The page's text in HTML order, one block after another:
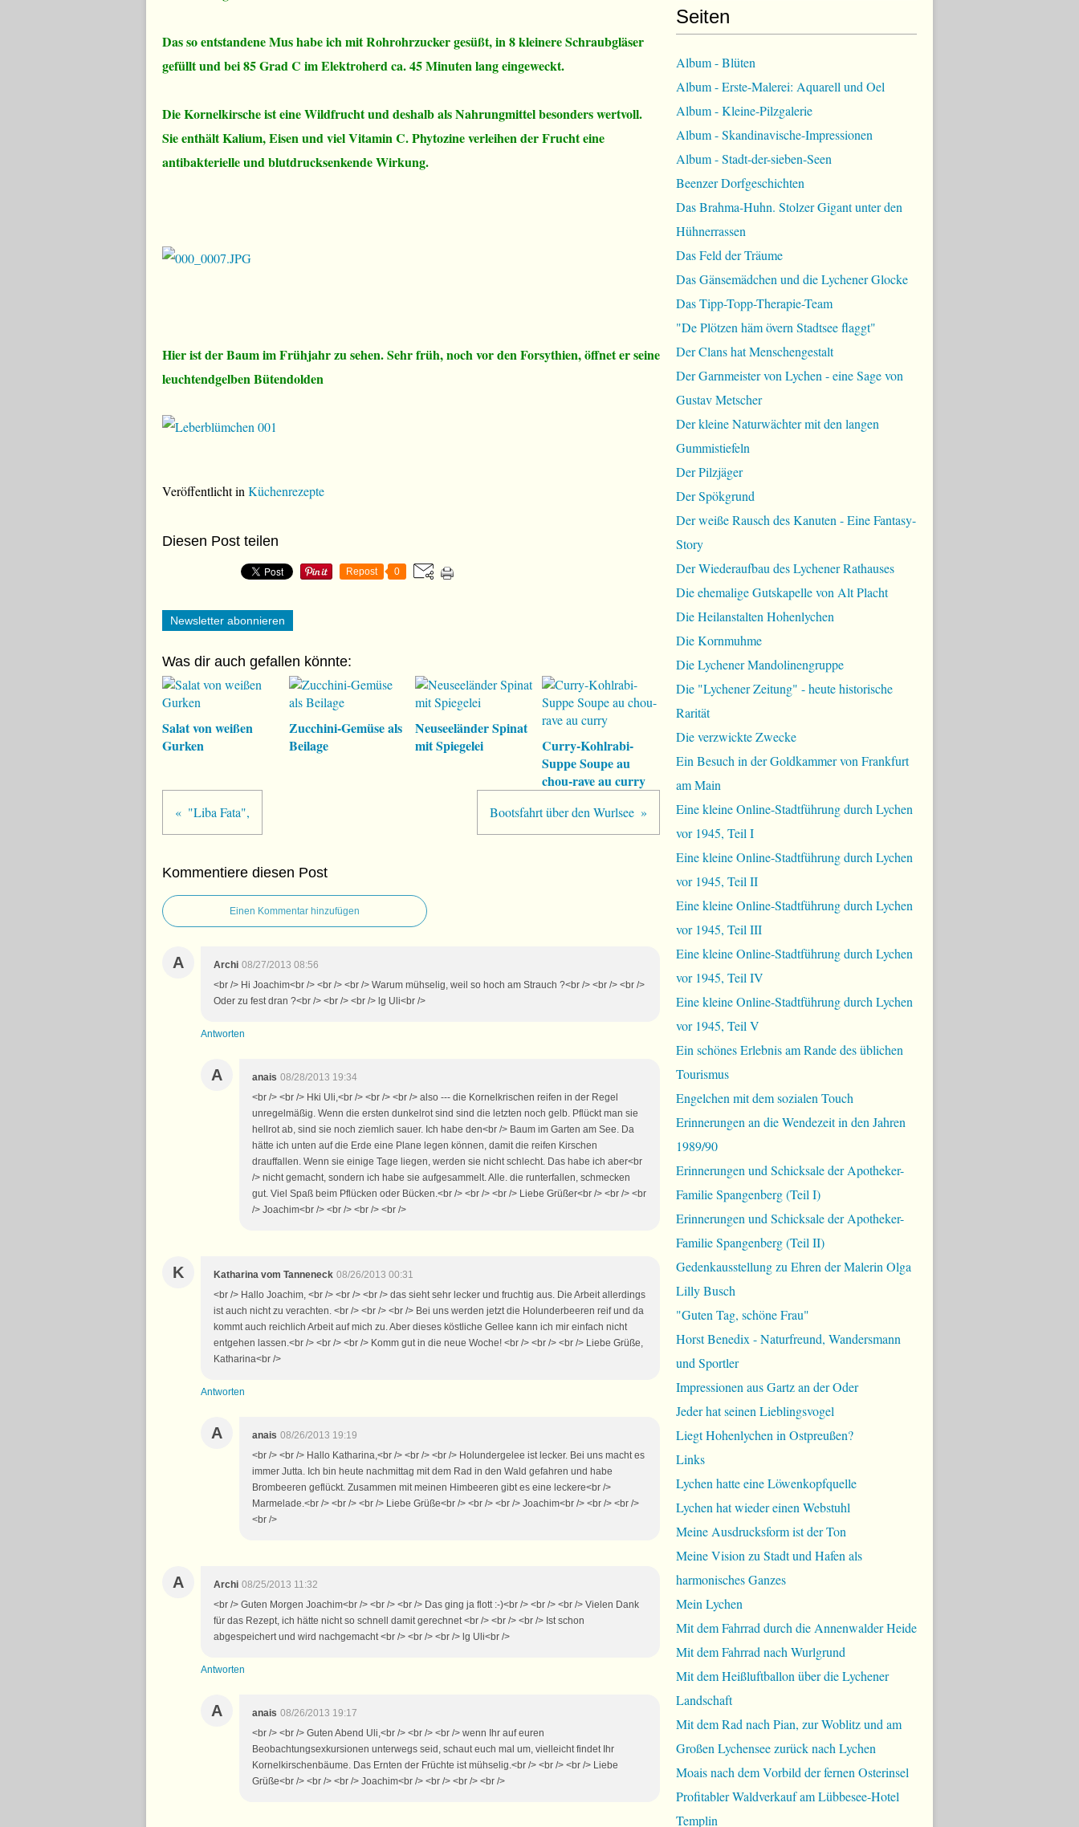
Das so entstandene Mus habe ich mit Rohrohrzucker gesüßt, in 8 kleinere Schraubgläser
gefüllt und bei 85 Grad C im Elektroherd ca. 45 Minuten lang eingeweckt.
Die Kornelkirsche ist eine Wildfrucht und deshalb als Nahrungmittel besonders wertvoll.
Sie enthält Kalium, Eisen und viel Vitamin C. Phytozine verleihen der Frucht eine
antibakterielle und blutdrucksenkende Wirkung.
Hier ist der Baum im Frühjahr zu sehen. Sehr früh, noch vor den Forsythien, öffnet er seine
leuchtendgelben Bütendolden
Veröffentlicht in Küchenrezepte
Diesen Post teilen
Repost 0
Newsletter abonnieren
Was dir auch gefallen könnte:
Salat von weißen
Gurken
Zucchini-Gemüse als
Beilage
Neuseeländer Spinat
mit Spiegelei
Curry-Kohlrabi-
Suppe Soupe au
chou-rave au curry
"Liba Fata", Bootsfahrt über den Wurlsee
Kommentiere diesen Post
Einen Kommentar hinzufügen
A Archi 08/27/2013 08:56
<br /> Hi Joachim<br /> <br /> <br /> Warum mühselig, weil so hoch am Strauch ?<br /> <br /> <br />
Oder zu fest dran ?<br /> <br /> <br /> lg Uli<br />
Antworten
A anais 08/28/2013 19:34
<br /> <br /> Hki Uli,<br /> <br /> <br /> also --- die Kornelkrischen reifen in der Regel
unregelmäßig. Wenn die ersten dunkelrot sind sind die letzten noch gelb. Pflückt man sie
hellrot ab, sind sie noch ziemlich sauer. Ich habe den<br /> Baum im Garten am See. Da
hätte ich unten auf die Erde eine Plane legen können, damit die reifen Kirschen
drauffallen. Wenn sie einige Tage liegen, werden sie nicht schlecht. Das habe ich aber<br
/> nicht gemacht, sondern ich habe sie aufgesammelt. Alle. die runterfallen, schmecken
gut. Viel Spaß beim Pflücken oder Bücken.<br /> <br /> <br /> Liebe Grüßer<br /> <br /> <br
/> Joachim<br /> <br /> <br /> <br />
K Katharina vom Tanneneck 08/26/2013 00:31
<br /> Hallo Joachim, <br /> <br /> <br /> das sieht sehr lecker und fruchtig aus. Die Arbeit allerdings
ist auch nicht zu verachten. <br /> <br /> <br /> Bei uns werden jetzt die Holunderbeeren reif und da
kommt auch reichlich Arbeit auf mich zu. Aber dieses köstliche Gellee kann ich mir einfach nicht
entgehen lassen.<br /> <br /> <br /> Komm gut in die neue Woche! <br /> <br /> <br /> Liebe Grüße,
Katharina<br />
Antworten
A anais 08/26/2013 19:19
<br /> <br /> Hallo Katharina,<br /> <br /> <br /> Holundergelee ist lecker. Bei uns macht es
immer Jutta. Ich bin heute nachmittag mit dem Rad in den Wald gefahren und habe
Brombeeren geflückt. Zusammen mit meinen Himbeeren gibt es eine leckere<br />
Marmelade.<br /> <br /> <br /> Liebe Grüße<br /> <br /> <br /> Joachim<br /> <br /> <br />
<br />
A Archi 08/25/2013 11:32
<br /> Guten Morgen Joachim<br /> <br /> <br /> Das ging ja flott :-)<br /> <br /> <br /> Vielen Dank
für das Rezept, ich hätte nicht so schnell damit gerechnet <br /> <br /> <br /> Ist schon
abgespeichert und wird nachgemacht <br /> <br /> <br /> lg Uli<br />
Antworten
A anais 08/26/2013 19:17
<br /> <br /> Guten Abend Uli,<br /> <br /> <br /> wenn Ihr auf euren
Beobachtungsexkursionen unterwegs seid, schaut euch mal um, vielleicht findet Ihr
Kornelkirschenbäume. Das Ernten der Früchte ist mühselig.<br /> <br /> <br /> Liebe
Grüße<br /> <br /> <br /> Joachim<br /> <br /> <br /> <br />
Seiten
Album - Blüten
Album - Erste-Malerei: Aquarell und Oel
Album - Kleine-Pilzgalerie
Album - Skandinavische-Impressionen
Album - Stadt-der-sieben-Seen
Beenzer Dorfgeschichten
Das Brahma-Huhn. Stolzer Gigant unter den
Hühnerrassen
Das Feld der Träume
Das Gänsemädchen und die Lychener Glocke
Das Tipp-Topp-Therapie-Team
"De Plötzen häm övern Stadtsee flaggt"
Der Clans hat Menschengestalt
Der Garnmeister von Lychen - eine Sage von
Gustav Metscher
Der kleine Naturwächter mit den langen
Gummistiefeln
Der Pilzjäger
Der Spökgrund
Der weiße Rausch des Kanuten - Eine Fantasy-
Story
Der Wiederaufbau des Lychener Rathauses
Die ehemalige Gutskapelle von Alt Placht
Die Heilanstalten Hohenlychen
Die Kornmuhme
Die Lychener Mandolinengruppe
Die "Lychener Zeitung" - heute historische
Rarität
Die verzwickte Zwecke
Ein Besuch in der Goldkammer von Frankfurt
am Main
Eine kleine Online-Stadtführung durch Lychen
vor 1945, Teil I
Eine kleine Online-Stadtführung durch Lychen
vor 1945, Teil II
Eine kleine Online-Stadtführung durch Lychen
vor 1945, Teil III
Eine kleine Online-Stadtführung durch Lychen
vor 1945, Teil IV
Eine kleine Online-Stadtführung durch Lychen
vor 1945, Teil V
Ein schönes Erlebnis am Rande des üblichen
Tourismus
Engelchen mit dem sozialen Touch
Erinnerungen an die Wendezeit in den Jahren
1989/90
Erinnerungen und Schicksale der Apotheker-
Familie Spangenberg (Teil I)
Erinnerungen und Schicksale der Apotheker-
Familie Spangenberg (Teil II)
Gedenkausstellung zu Ehren der Malerin Olga
Lilly Busch
"Guten Tag, schöne Frau"
Horst Benedix - Naturfreund, Wandersmann
und Sportler
Impressionen aus Gartz an der Oder
Jeder hat seinen Lieblingsvogel
Liegt Hohenlychen in Ostpreußen?
Links
Lychen hatte eine Löwenkopfquelle
Lychen hat wieder einen Webstuhl
Meine Ausdrucksform ist der Ton
Meine Vision zu Stadt und Hafen als
harmonisches Ganzes
Mein Lychen
Mit dem Fahrrad durch die Annenwalder Heide
Mit dem Fahrrad nach Wurlgrund
Mit dem Heißluftballon über die Lychener
Landschaft
Mit dem Rad nach Pian, zur Woblitz und am
Großen Lychensee zurück nach Lychen
Moais nach dem Vorbild der fernen Osterinsel
Profitabler Waldverkauf am Lübbesee-Hotel
Templin